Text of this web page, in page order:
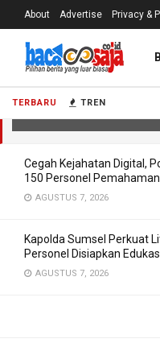
TERBARU TREN
Bongkar Korupsi Batu
Blackout, CERI: Jangan
Cegah Kejahatan Digital,
150 Personel Pemahaman
AGUSTUS 7, 2026
Kapolda Sumsel Perkuat
Personel Disiapkan
AGUSTUS 7, 2026
About Advertise Privacy &